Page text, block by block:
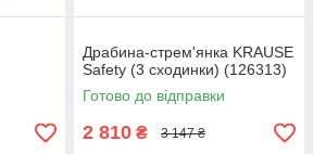
Драбина-стрем'янка KRAUSE
Safety (3 сходинки) (126313)
Готово до відправки
2 810 ₴ 3 147 ₴